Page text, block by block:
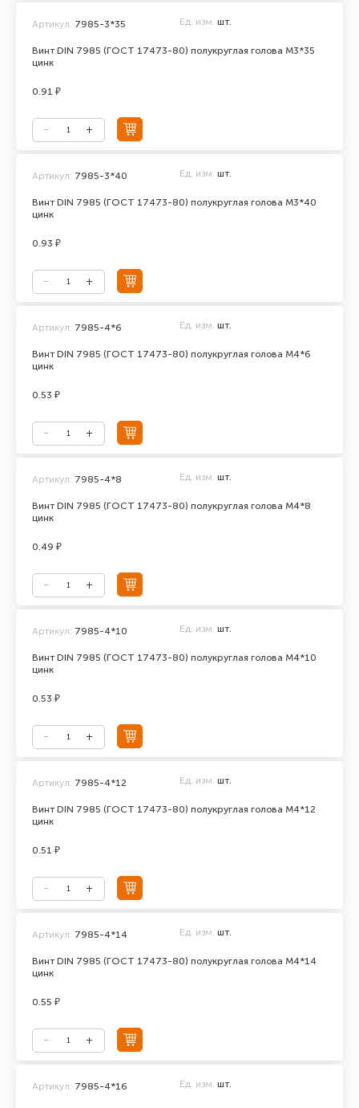
Винт DIN 7985 (ГОСТ 17473-80) полукруглая голова М3*35
цинк
Артикул: 7985-3*35 Ед. изм. шт.
0.91 ₽
Винт DIN 7985 (ГОСТ 17473-80) полукруглая голова М3*40
цинк
Артикул: 7985-3*40 Ед. изм. шт.
0.93 ₽
Винт DIN 7985 (ГОСТ 17473-80) полукруглая голова М4*6
цинк
Артикул: 7985-4*6 Ед. изм. шт.
0.53 ₽
Винт DIN 7985 (ГОСТ 17473-80) полукруглая голова М4*8
цинк
Артикул: 7985-4*8 Ед. изм. шт.
0.49 ₽
Винт DIN 7985 (ГОСТ 17473-80) полукруглая голова М4*10
цинк
Артикул: 7985-4*10 Ед. изм. шт.
0.53 ₽
Винт DIN 7985 (ГОСТ 17473-80) полукруглая голова М4*12
цинк
Артикул: 7985-4*12 Ед. изм. шт.
0.51 ₽
Винт DIN 7985 (ГОСТ 17473-80) полукруглая голова М4*14
цинк
Артикул: 7985-4*14 Ед. изм. шт.
0.55 ₽
Артикул: 7985-4*16 Ед. изм. шт.